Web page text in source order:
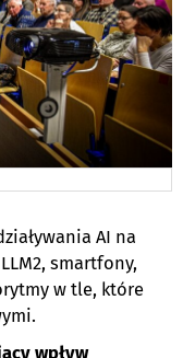
AI na
smartfony,
w tle, które
wpływ